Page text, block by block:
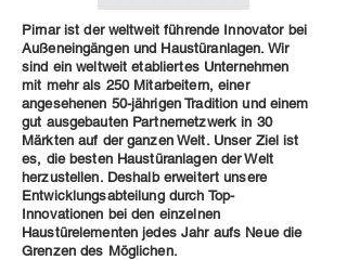
Pirnar ist der weltweit führende Innovator bei
Außeneingängen und Haustüranlagen. Wir
sind ein weltweit etabliertes Unternehmen
mit mehr als 250 Mitarbeitern, einer
angesehenen 50-jährigen Tradition und einem
gut ausgebauten Partnernetzwerk in 30
Märkten auf der ganzen Welt. Unser Ziel ist
es, die besten Haustüranlagen der Welt
herzustellen. Deshalb erweitert unsere
Entwicklungsabteilung durch Top-
Innovationen bei den einzelnen
Haustürelementen jedes Jahr aufs Neue die
Grenzen des Möglichen.